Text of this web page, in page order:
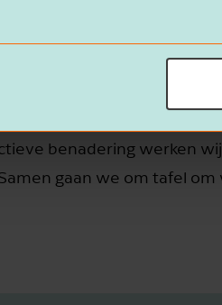
dan de prijs alleen.
hoogste prijs gaat, maar
onderneming.
benadering werken
gaan we om tafel
Ik ontvang
nieuwsbrief
inspiratie.
Ja